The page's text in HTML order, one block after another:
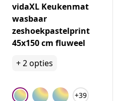
vidaXL Keukenmat
wasbaar
zeshoekpastelprint
45x150 cm fluweel
+2opties
+39